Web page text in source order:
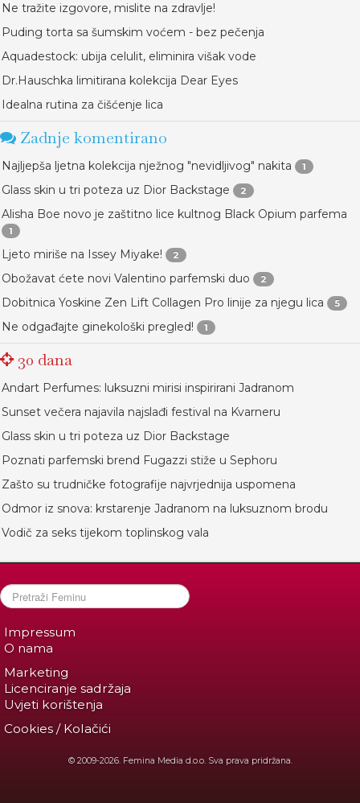
Ne tražite izgovore, mislite na zdravlje!
Puding torta sa šumskim voćem - bez pečenja
Aquadestock: ubija celulit, eliminira višak vode
Dr.Hauschka limitirana kolekcija Dear Eyes
Idealna rutina za čišćenje lica
Zadnje komentirano
Najljepša ljetna kolekcija nježnog "nevidljivog" nakita 1
Glass skin u tri poteza uz Dior Backstage 2
Alisha Boe novo je zaštitno lice kultnog Black Opium parfema
1
Ljeto miriše na Issey Miyake! 2
Obožavat ćete novi Valentino parfemski duo 2
Dobitnica Yoskine Zen Lift Collagen Pro linije za njegu lica 5
Ne odgađajte ginekološki pregled! 1
30 dana
Andart Perfumes: luksuzni mirisi inspirirani Jadranom
Sunset večera najavila najslađi festival na Kvarneru
Glass skin u tri poteza uz Dior Backstage
Poznati parfemski brend Fugazzi stiže u Sephoru
Zašto su trudničke fotografije najvrjednija uspomena
Odmor iz snova: krstarenje Jadranom na luksuznom brodu
Vodič za seks tijekom toplinskog vala
Impressum
O nama
Marketing
Licenciranje sadržaja
Uvjeti korištenja
Cookies / Kolačići
© 2009-2026. Femina Media d.o.o. Sva prava pridržana.